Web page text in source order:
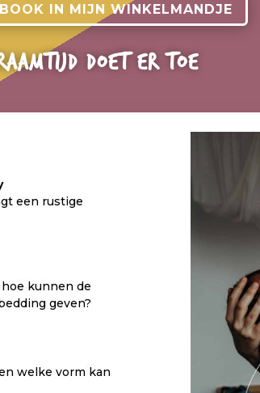
IN MIJN WINKELMANDJE
DOET ER TOE
een rustige
kunnen de
geven?
welke vorm kan